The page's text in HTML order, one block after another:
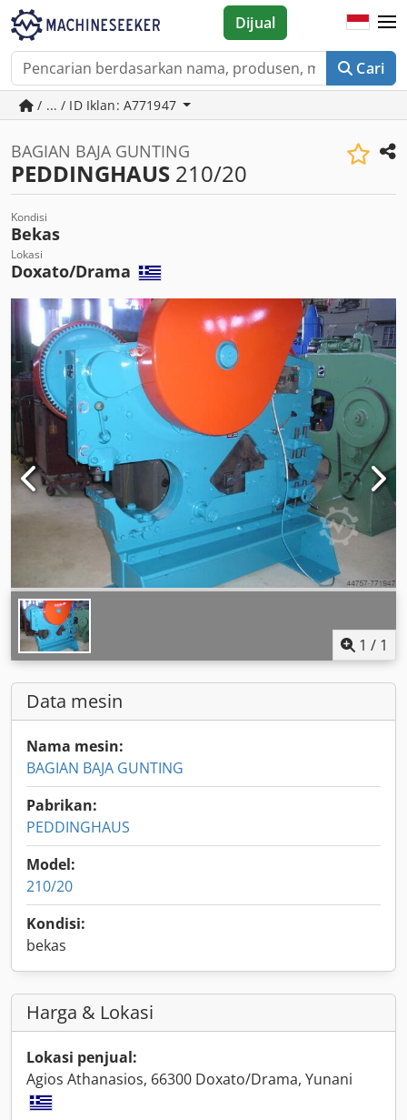
Cari
Dijual
/ ... / ID Iklan: A771947
BAGIAN BAJA GUNTING
PEDDINGHAUS 210/20
Kondisi
Bekas
Lokasi
Doxato/Drama
1 / 1
Data mesin
Nama mesin:
BAGIAN BAJA GUNTING
Pabrikan:
PEDDINGHAUS
Model:
210/20
Kondisi:
bekas
Harga & Lokasi
Lokasi penjual:
Agios Athanasios, 66300 Doxato/Drama, Yunani